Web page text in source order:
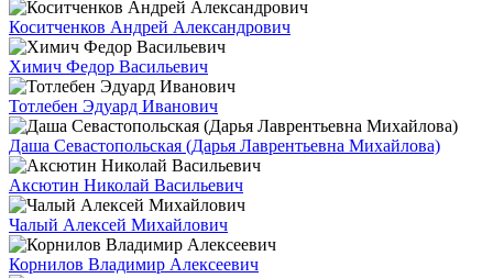
Коситченков Андрей Александрович
Химич Федор Васильевич
Тотлебен Эдуард Иванович
Даша Севастопольская (Дарья Лаврентьевна Михайлова)
Аксютин Николай Васильевич
Чалый Алексей Михайлович
Корнилов Владимир Алексеевич